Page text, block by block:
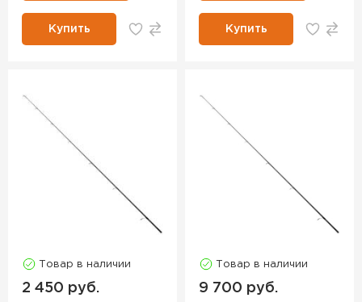
Купить Купить
Товар в наличии
2 450 руб.
Товар в наличии
9 700 руб.